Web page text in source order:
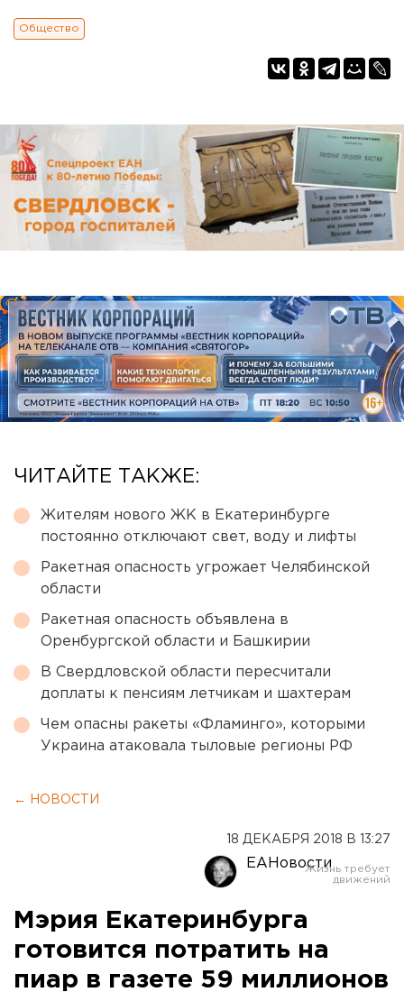
Общество
ЧИТАЙТЕ ТАКЖЕ:
Жителям нового ЖК в Екатеринбурге
постоянно отключают свет, воду и лифты
Ракетная опасность угрожает Челябинской
области
Ракетная опасность объявлена в
Оренбургской области и Башкирии
В Свердловской области пересчитали
доплаты к пенсиям летчикам и шахтерам
Чем опасны ракеты «Фламинго», которыми
Украина атаковала тыловые регионы РФ
← НОВОСТИ
18 ДЕКАБРЯ 2018 В 13:27
ЕАНовости
Мэрия Екатеринбурга
готовится потратить на
пиар в газете 59 миллионов